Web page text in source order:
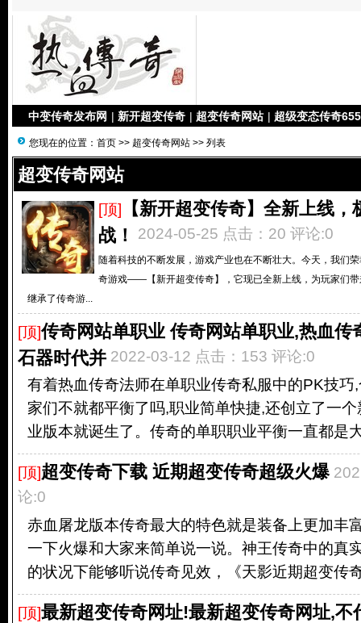
中变传奇发布网 | 新开超变传奇 | 超变传奇网站 | 超级变态传奇
您现在的位置： 首页 >> 超变传奇网站 >> 列表
超变传奇网站
[顶] 【新开超变传奇】全新上线
战！ 2024-05-25 点击：20 评论:0
随着科技的不断发展，游戏产业也在不断壮大。今天，我们
奇游戏——【新开超变传奇】，它现已全新上线，为玩家们
继承了传奇游...
[顶]传奇网站单职业 传奇网站单职业,热血传
石器时代并 2022-03-12 点击：153 评论:0
有着热血传奇法师在单职业传奇私服中的PK技巧
家们不就都平衡了吗,职业简单快捷,还创立了一
业版本就诞生了。传奇的单职职业平衡一直都是
[顶]超变传奇下载 近期超变传奇超级火爆
论:0
赤血屠龙版本传奇最大的特色就是装备上更加丰
一下火爆和大家来简单说一说。神王传奇中的真
的状况下能够听说传奇见效，《天影近期超变传
[顶]最新超变传奇网址!最新超变传奇网址,不